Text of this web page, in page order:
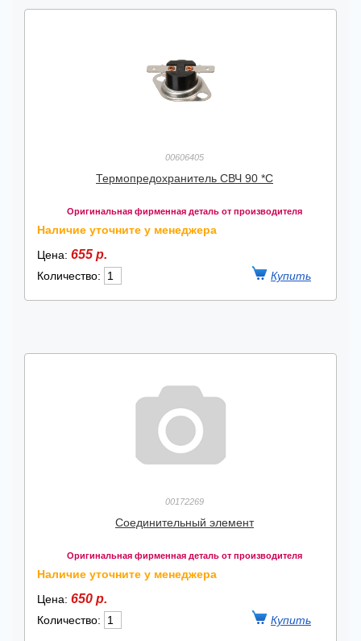
00606405
Термопредохранитель СВЧ 90 *С
Оригинальная фирменная деталь от производителя
Наличие уточните у менеджера
Цена: 655 р.
Количество:
00172269
Соединительный элемент
Оригинальная фирменная деталь от производителя
Наличие уточните у менеджера
Цена: 650 р.
Количество: